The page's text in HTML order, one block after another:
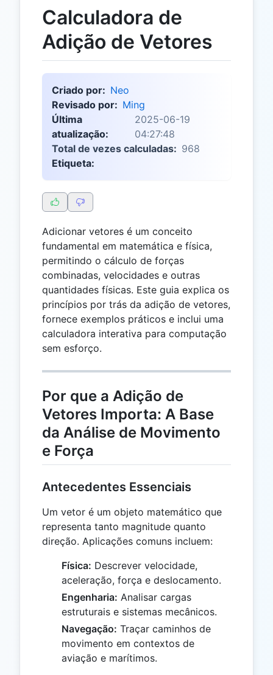
Calculadora de
Adição de Vetores
Criado por: Neo
Revisado por: Ming
Última
atualização:
2025-06-19
04:27:48
Total de vezes calculadas: 968
Etiqueta:
Adicionar vetores é um conceito
fundamental em matemática e física,
permitindo o cálculo de forças
combinadas, velocidades e outras
quantidades físicas. Este guia explica os
princípios por trás da adição de vetores,
fornece exemplos práticos e inclui uma
calculadora interativa para computação
sem esforço.
Por que a Adição de
Vetores Importa: A Base
da Análise de Movimento
e Força
Antecedentes Essenciais
Um vetor é um objeto matemático que
representa tanto magnitude quanto
direção. Aplicações comuns incluem:
Física: Descrever velocidade,
aceleração, força e deslocamento.
Engenharia: Analisar cargas
estruturais e sistemas mecânicos.
Navegação: Traçar caminhos de
movimento em contextos de
aviação e marítimos.